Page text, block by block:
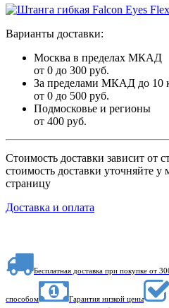
Варианты доставки:
Москва в пределах МКАД
от 0 до 300 руб.
За пределами МКАД до 10
от 0 до 500 руб.
Подмосковье и регионы
от 400 руб.
Стоимость доставки зависит от
стоимость доставки уточняйте
страницу
Доставка и оплата
Бесплатная доставка при покупке от
способом Гарантия низкой цены